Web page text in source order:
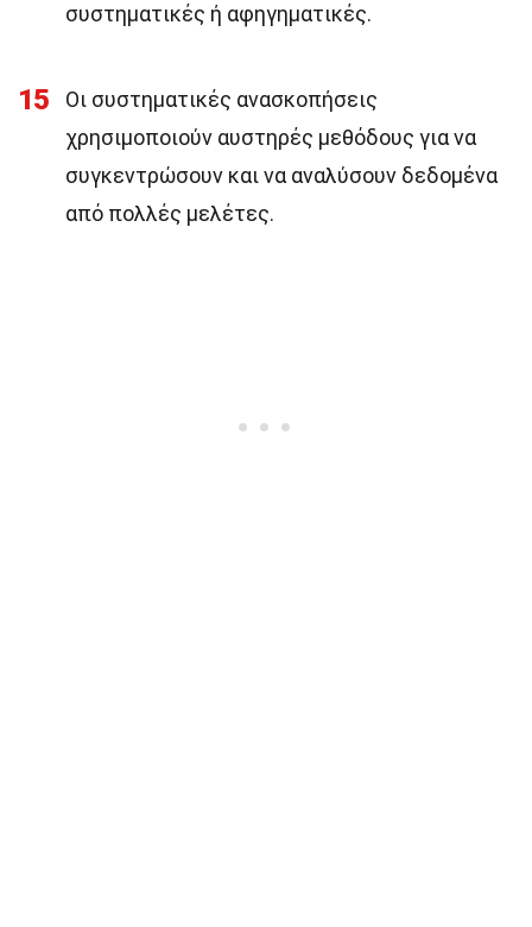
συστηματικές ή αφηγηματικές.
15
Οι συστηματικές ανασκοπήσεις
χρησιμοποιούν αυστηρές μεθόδους για να
συγκεντρώσουν και να αναλύσουν δεδομένα
από πολλές μελέτες.